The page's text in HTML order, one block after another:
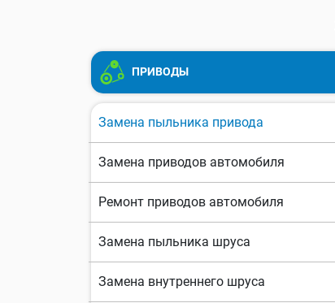
ПРИВОДЫ
Замена пыльника привода
Замена приводов автомобиля
Ремонт приводов автомобиля
Замена пыльника шруса
Замена внутреннего шруса